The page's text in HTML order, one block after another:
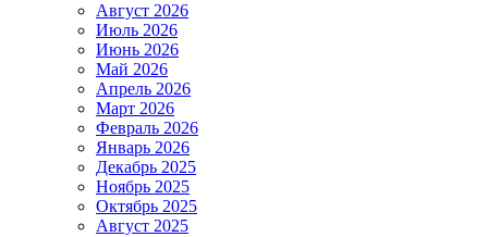
Август 2026
Июль 2026
Июнь 2026
Май 2026
Апрель 2026
Март 2026
Февраль 2026
Январь 2026
Декабрь 2025
Ноябрь 2025
Октябрь 2025
Август 2025